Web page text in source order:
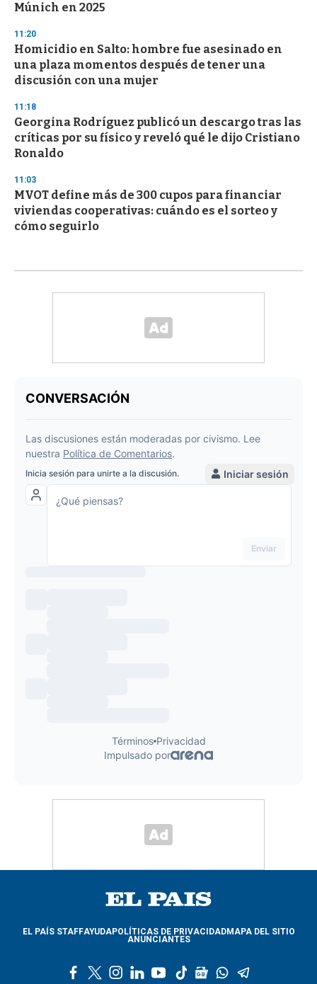
Múnich en 2025
11:20
Homicidio en Salto: hombre fue asesinado en
una plaza momentos después de tener una
discusión con una mujer
11:18
Georgina Rodríguez publicó un descargo tras las
críticas por su físico y reveló qué le dijo Cristiano
Ronaldo
11:03
MVOT define más de 300 cupos para financiar
viviendas cooperativas: cuándo es el sorteo y
cómo seguirlo
EL PAÍS STAFFAYUDAPOLÍTICAS DE PRIVACIDADMAPA DEL SITIO
ANUNCIANTES
l
y
t
g
w